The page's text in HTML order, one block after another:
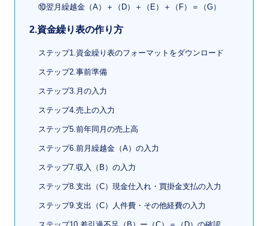
⑩翌月繰越金（A）＋（D）＋（E）＋（F）＝（G）
2.資金繰り表の作り方
ステップ1.資金繰り表のフォーマットをダウンロード
ステップ2.事前準備
ステップ3.月の入力
ステップ4.売上の入力
ステップ5.前年同月の売上高
ステップ6.前月繰越金（A）の入力
ステップ7.収入（B）の入力
ステップ8.支出（C）現金仕入れ・買掛金支払の入力
ステップ9.支出（C）人件費・その他経費の入力